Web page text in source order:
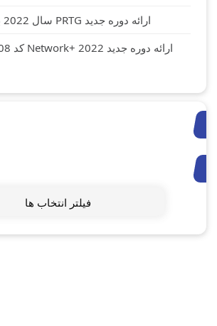
ارائه دوره جدید PRTG سال 2022 به کاربران قدیمی
فیلتر انتخاب ها